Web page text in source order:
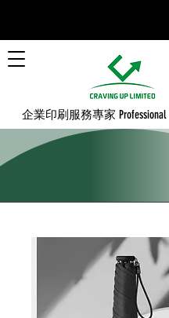
企業印刷服務專家 Professional